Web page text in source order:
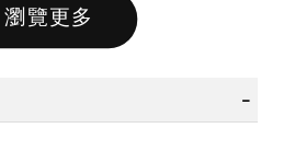
售完
瀏覽更多